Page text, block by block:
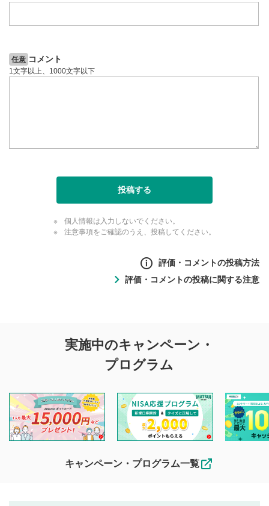
任意 コメント
1文字以上、1000文字以下
投稿する
個人情報は入力しないでください。
注意事項をご確認のうえ、投稿してください。
評価・コメントの投稿方法
評価・コメントの投稿に関する注意
投稿に関する注意
を目的として、各動画コンテンツに、評価およびコメントの
投稿ができます。利用者は以下の注意事項をご理解のうえ、
閲覧および投稿を行うものとしてください。
他の利用者が動画を視聴される際の参考になるコメントをお
待ちしております。
なお、投稿をもって、本注意事項に同意されたものとみなし
実施中のキャンペーン・
プログラム
キャンペーン・プログラム一覧